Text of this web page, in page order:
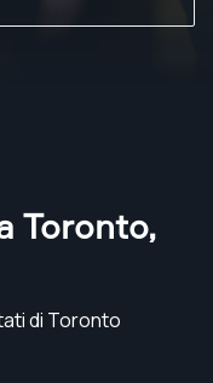
Toronto,
di Toronto